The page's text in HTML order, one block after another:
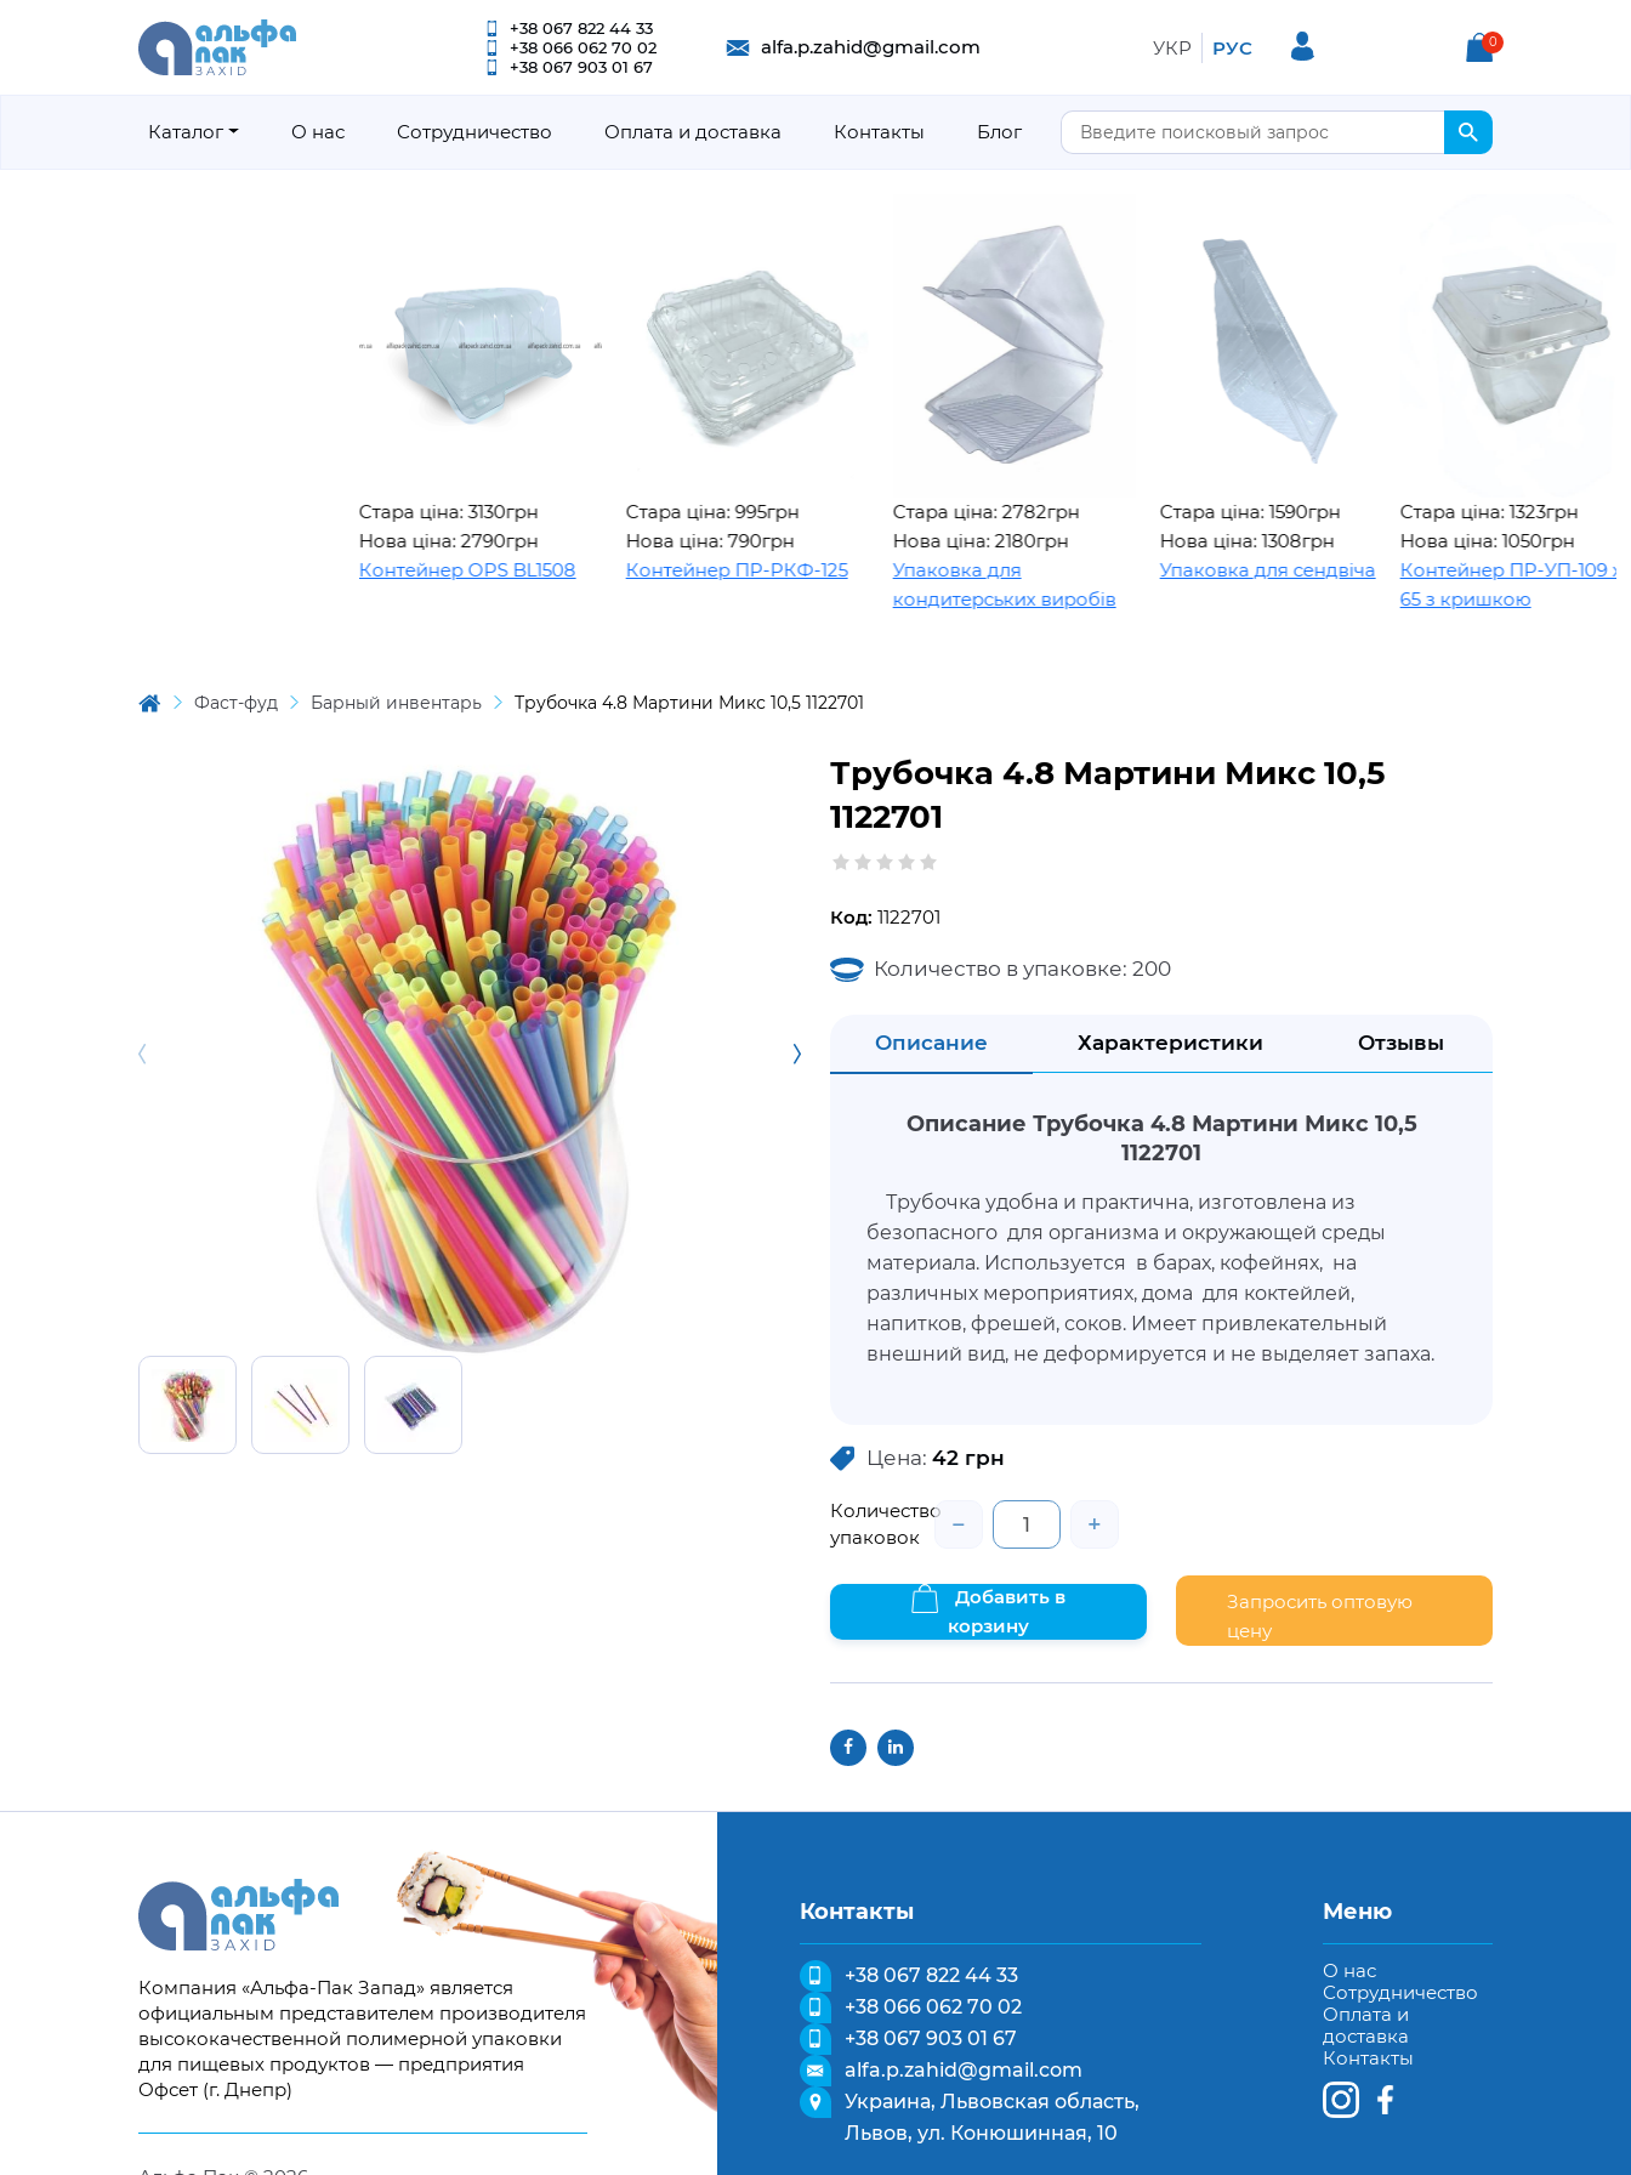
+38 067 822 44 33
+38 066 062 70 02
+38 067 903 01 67
alfa.p.zahid@gmail.com УКР РУС 0
Каталог О нас Сотрудничество Оплата и доставка Контакты Блог
Стара ціна: 3130грн
Нова ціна: 2790грн
Контейнер OPS BL1508
Стара ціна: 995грн
Нова ціна: 790грн
Контейнер ПР-РКФ-125
Стара ціна: 2782грн
Нова ціна: 2180грн
Упаковка для
кондитерських виробів
Стара ціна: 1590грн
Нова ціна: 1308грн
Упаковка для сендвіча
Стара ціна: 1323грн
Нова ціна: 1050грн
Контейнер ПР-УП-109 х
65 з кришкою
Фаст-фуд Барный инвентарь Трубочка 4.8 Мартини Микс 10,5 1122701
Трубочка 4.8 Мартини Микс 10,5
1122701
Код: 1122701
Количество в упаковке: 200
Описание Характеристики Отзывы
Описание Трубочка 4.8 Мартини Микс 10,5
1122701
Трубочка удобна и практична, изготовлена из
безопасного для организма и окружающей среды
материала. Используется в барах, кофейнях, на
различных мероприятиях, дома для коктейлей,
напитков, фрешей, соков. Имеет привлекательный
внешний вид, не деформируется и не выделяет запаха.
Цена: 42 грн
Количество
упаковок
− +
Добавить в
корзину
Запросить оптовую
цену
Контакты
+38 067 822 44 33
+38 066 062 70 02
+38 067 903 01 67
alfa.p.zahid@gmail.com
Украина, Львовская область,
Львов, ул. Конюшинная, 10
Меню
О нас
Сотрудничество
Оплата и
доставка
Контакты
Компания «Альфа-Пак Запад» является
официальным представителем производителя
высококачественной полимерной упаковки
для пищевых продуктов — предприятия
Офсет (г. Днепр)